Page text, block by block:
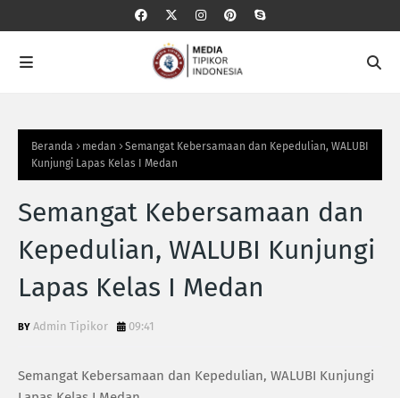
Beranda medan
Semangat Kebersamaan dan Kepedulian, WALUBI
Kunjungi Lapas Kelas I Medan
Semangat Kebersamaan dan
Kepedulian, WALUBI Kunjungi
Lapas Kelas I Medan
Admin Tipikor 09:41
Semangat Kebersamaan dan Kepedulian, WALUBI Kunjungi